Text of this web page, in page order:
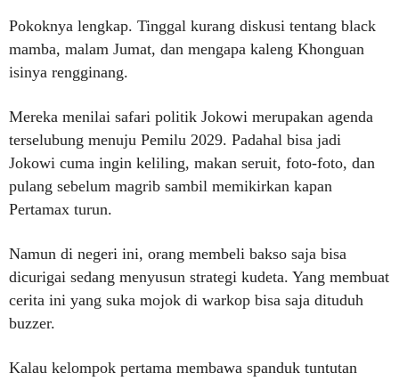
Pokoknya lengkap. Tinggal kurang diskusi tentang black
mamba, malam Jumat, dan mengapa kaleng Khonguan
isinya rengginang.
Mereka menilai safari politik Jokowi merupakan agenda
terselubung menuju Pemilu 2029. Padahal bisa jadi
Jokowi cuma ingin keliling, makan seruit, foto-foto, dan
pulang sebelum magrib sambil memikirkan kapan
Pertamax turun.
Namun di negeri ini, orang membeli bakso saja bisa
dicurigai sedang menyusun strategi kudeta. Yang membuat
cerita ini yang suka mojok di warkop bisa saja dituduh
buzzer.
Kalau kelompok pertama membawa spanduk tuntutan